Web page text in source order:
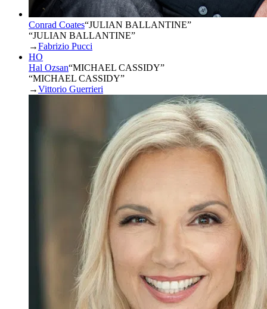
Conrad Coates“JULIAN BALLANTINE”
“JULIAN BALLANTINE”
→Fabrizio Pucci
HO
Hal Ozsan“MICHAEL CASSIDY”
“MICHAEL CASSIDY”
→Vittorio Guerrieri